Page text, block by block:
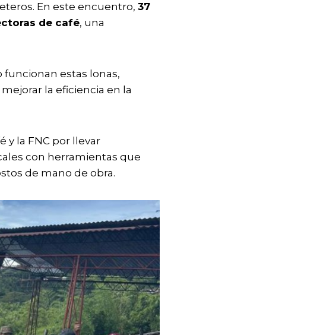
En este encuentro, 37
de café, una
funcionan estas lonas,
la eficiencia en la
y la FNC por llevar
con herramientas que
de mano de obra.